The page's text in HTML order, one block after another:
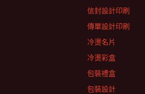
信封設計印刷
傳單設計印刷
冷燙名片
冷燙彩盒
包裝禮盒
包裝設計